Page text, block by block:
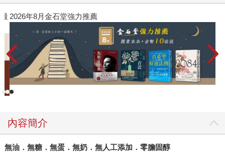
2026年8月金石堂強力推薦
內容簡介
無油．無糖．無蛋．無奶．無人工添加．零膽固醇